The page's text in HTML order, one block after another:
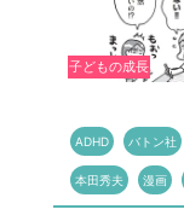
子どもの成長
ADHD バトン社
本田秀夫 漫画